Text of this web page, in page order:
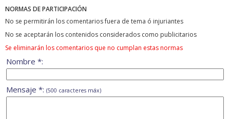
NORMAS DE PARTICIPACIÓN
No se permitirán los comentarios fuera de tema ó injuriantes
No se aceptarán los contenidos considerados como publicitarios
Se eliminarán los comentarios que no cumplan estas normas
Nombre *:
Mensaje *: (500 caracteres máx)